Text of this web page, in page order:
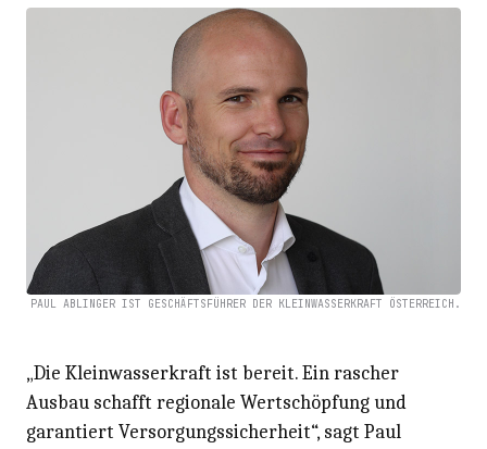
PAUL ABLINGER IST GESCHÄFTSFÜHRER DER KLEINWASSERKRAFT ÖSTERREICH.
„Die Kleinwasserkraft ist bereit. Ein rascher
Ausbau schafft regionale Wertschöpfung und
garantiert Versorgungssicherheit“, sagt Paul